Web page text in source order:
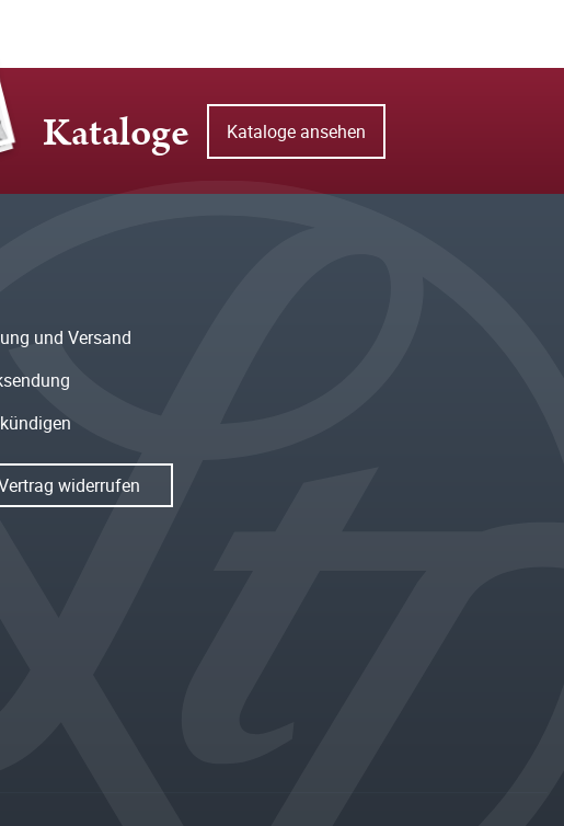
Kataloge Kataloge ansehen
und Versand
widerrufen